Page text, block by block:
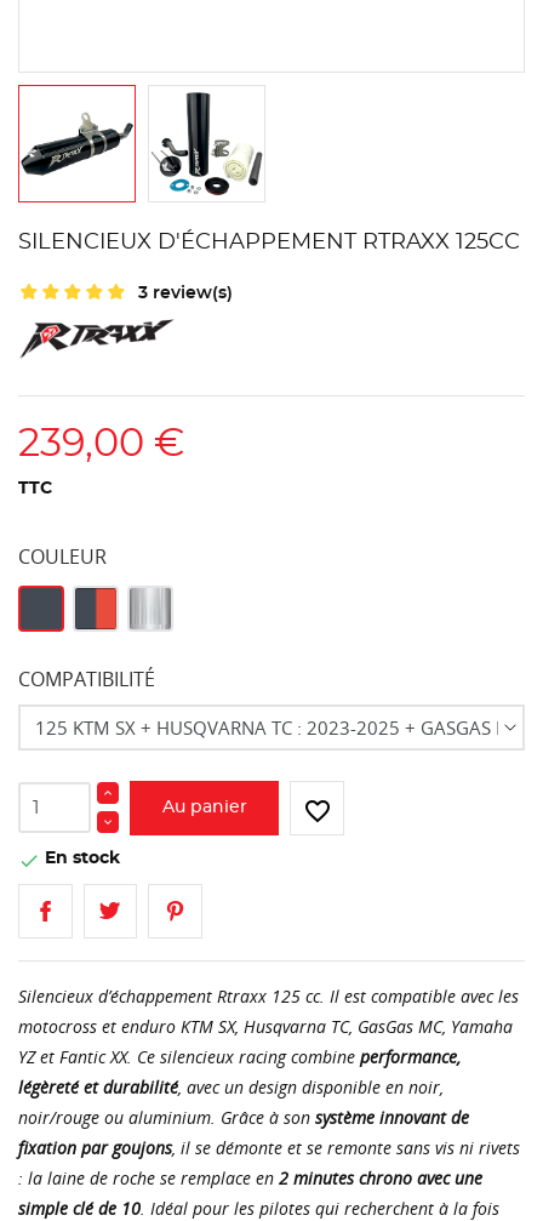
SILENCIEUX D'ÉCHAPPEMENT RTRAXX 125CC
3 review(s)
239,00 €
TTC
COULEUR
COMPATIBILITÉ
Au panier favorite_border
 En stock
Silencieux d’échappement Rtraxx 125 cc. Il est compatible avec les
motocross et enduro KTM SX, Husqvarna TC, GasGas MC, Yamaha
YZ et Fantic XX. Ce silencieux racing combine performance,
légèreté et durabilité, avec un design disponible en noir,
noir/rouge ou aluminium. Grâce à son système innovant de
fixation par goujons, il se démonte et se remonte sans vis ni rivets
: la laine de roche se remplace en 2 minutes chrono avec une
simple clé de 10 . Idéal pour les pilotes qui recherchent à la fois